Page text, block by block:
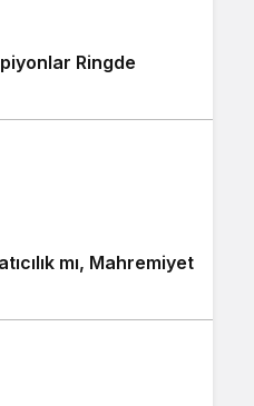
Ringde
mı, Mahremiyet